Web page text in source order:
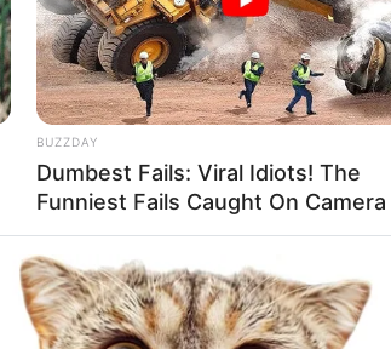
BUZZDAY
Dumbest Fails: Viral Idiots! The
Funniest Fails Caught On Camera